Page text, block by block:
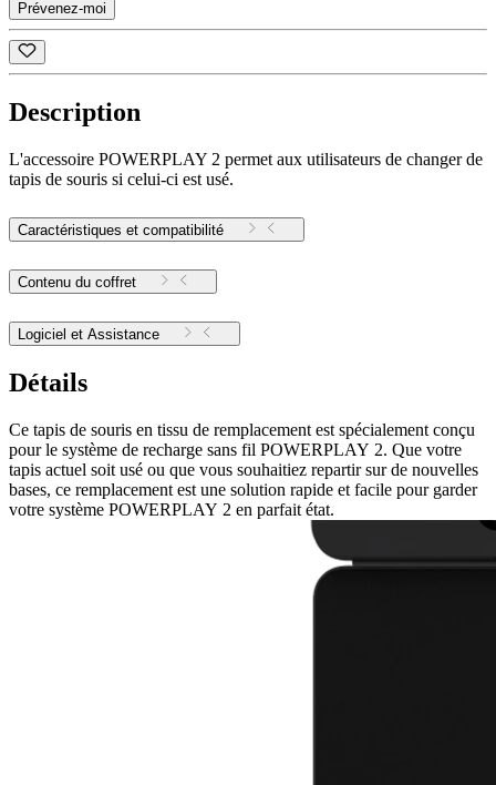
Prévenez-moi
Description
L'accessoire POWERPLAY 2 permet aux utilisateurs de changer de
tapis de souris si celui-ci est usé.
Caractéristiques et compatibilité
Contenu du coffret
Logiciel et Assistance
Détails
Ce tapis de souris en tissu de remplacement est spécialement conçu
pour le système de recharge sans fil POWERPLAY 2. Que votre
tapis actuel soit usé ou que vous souhaitiez repartir sur de nouvelles
bases, ce remplacement est une solution rapide et facile pour garder
votre système POWERPLAY 2 en parfait état.